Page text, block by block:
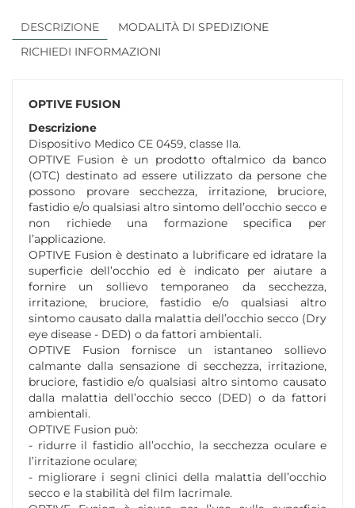
DESCRIZIONE
MODALITÀ DI SPEDIZIONE
RICHIEDI INFORMAZIONI
OPTIVE FUSION
Descrizione
Dispositivo Medico CE 0459, classe IIa.
OPTIVE Fusion è un prodotto oftalmico da banco
(OTC) destinato ad essere utilizzato da persone che
possono provare secchezza, irritazione, bruciore,
fastidio e/o qualsiasi altro sintomo dell’occhio secco e
non richiede una formazione specifica per
l’applicazione.
OPTIVE Fusion è destinato a lubrificare ed idratare la
superficie dell’occhio ed è indicato per aiutare a
fornire un sollievo temporaneo da secchezza,
irritazione, bruciore, fastidio e/o qualsiasi altro
sintomo causato dalla malattia dell’occhio secco (Dry
eye disease - DED) o da fattori ambientali.
OPTIVE Fusion fornisce un istantaneo sollievo
calmante dalla sensazione di secchezza, irritazione,
bruciore, fastidio e/o qualsiasi altro sintomo causato
dalla malattia dell’occhio secco (DED) o da fattori
ambientali.
OPTIVE Fusion può:
- ridurre il fastidio all’occhio, la secchezza oculare e
l’irritazione oculare;
- migliorare i segni clinici della malattia dell’occhio
secco e la stabilità del film lacrimale.